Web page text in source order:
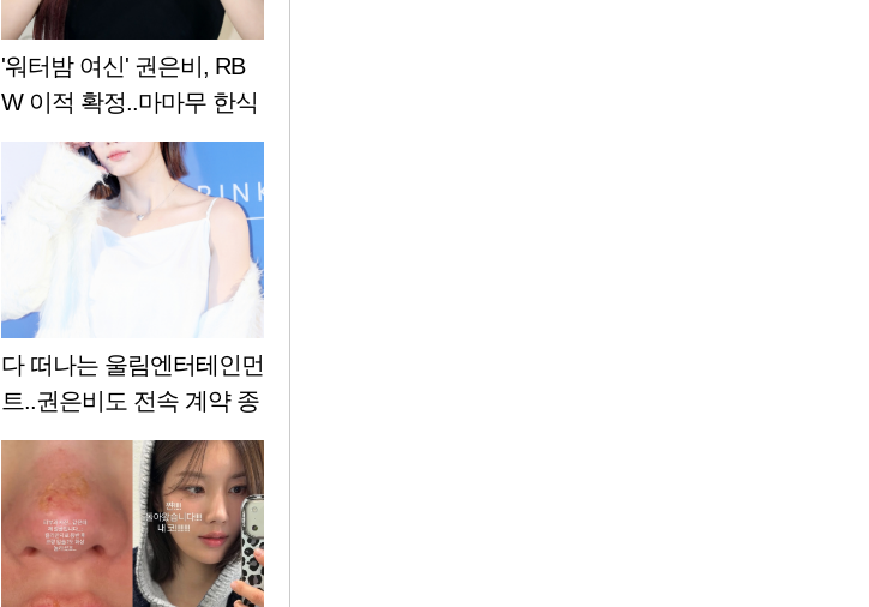
'워터밤 여신' 권은비, RB
W 이적 확정..마마무 한식
구 된다[공식]
다 떠나는 울림엔터테인먼
트..권은비도 전속 계약 종
료 [공식]